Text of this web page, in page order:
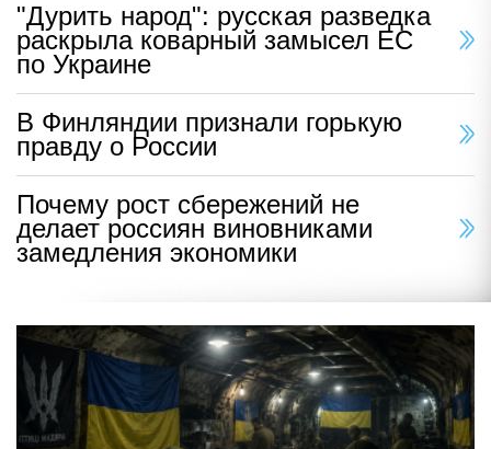
"Дурить народ": русская разведка
раскрыла коварный замысел ЕС
по Украине
В Финляндии признали горькую
правду о России
Почему рост сбережений не
делает россиян виновниками
замедления экономики